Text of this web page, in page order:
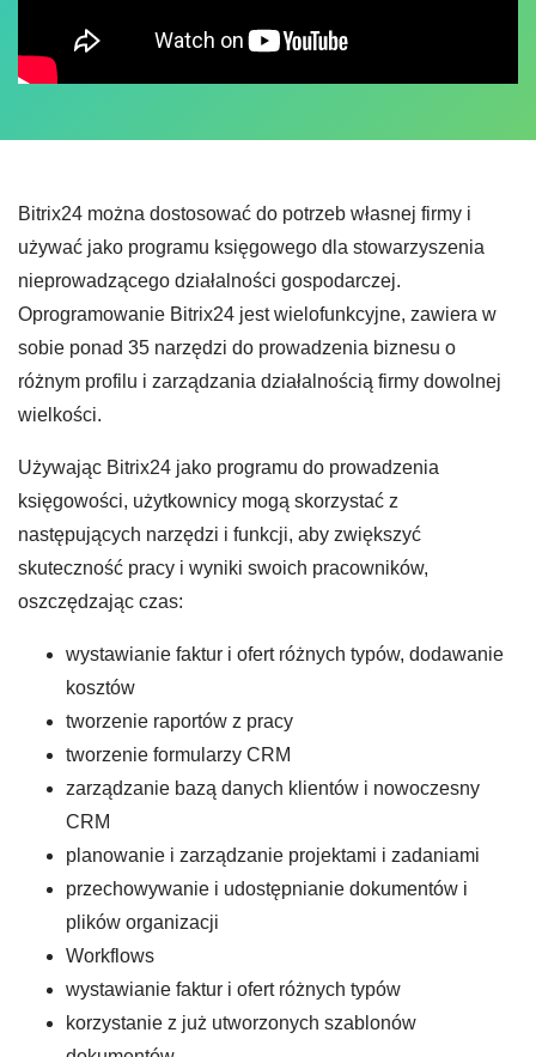
Bitrix24 można dostosować do potrzeb własnej firmy i
używać jako programu księgowego dla stowarzyszenia
nieprowadzącego działalności gospodarczej.
Oprogramowanie Bitrix24 jest wielofunkcyjne, zawiera w
sobie ponad 35 narzędzi do prowadzenia biznesu o
różnym profilu i zarządzania działalnością firmy dowolnej
wielkości.
Używając Bitrix24 jako programu do prowadzenia
księgowości, użytkownicy mogą skorzystać z
następujących narzędzi i funkcji, aby zwiększyć
skuteczność pracy i wyniki swoich pracowników,
oszczędzając czas:
wystawianie faktur i ofert różnych typów, dodawanie
kosztów
tworzenie raportów z pracy
tworzenie formularzy CRM
zarządzanie bazą danych klientów i nowoczesny
CRM
planowanie i zarządzanie projektami i zadaniami
przechowywanie i udostępnianie dokumentów i
plików organizacji
Workflows
wystawianie faktur i ofert różnych typów
korzystanie z już utworzonych szablonów